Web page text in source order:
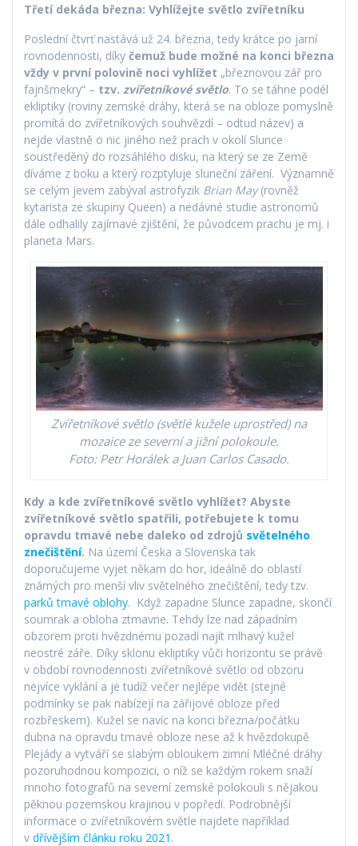
Třetí dekáda března: Vyhlížejte světlo zvířetníku
Poslední čtvrť nastává už 24. března, tedy krátce po jarní
rovnodennosti, díky čemuž bude možné na konci března
vždy v první polovině noci vyhlížet „březnovou zář pro
fajnšmekry“ – tzv. zvířetníkové světlo. To se táhne podél
ekliptiky (roviny zemské dráhy, která se na obloze pomyslně
promítá do zvířetníkových souhvězdí – odtud název) a
nejde vlastně o nic jiného než prach v okolí Slunce
soustředěný do rozsáhlého disku, na který se ze Země
díváme z boku a který rozptyluje sluneční záření. Významně
se celým jevem zabýval astrofyzik Brian May(rovněž
kytarista ze skupiny Queen) a nedávné studie astronomů
dále odhalily zajímavé zjištění, že původcem prachu je mj. i
planeta Mars.
Zvířetníkové světlo (světlé kužele uprostřed) na
mozaice ze severní a jižní polokoule.
Foto: Petr Horálek a Juan Carlos Casado.
Kdy a kde zvířetníkové světlo vyhlížet? Abyste
zvířetníkové světlo spatřili, potřebujete k tomu
opravdu tmavé nebe daleko od zdrojů světelného
znečištění. Na území Česka a Slovenska tak
doporučujeme vyjet někam do hor, ideálně do oblastí
známých pro menší vliv světelného znečištění, tedy tzv.
parků tmavé oblohy. Když zapadne Slunce zapadne, skončí
soumrak a obloha ztmavne. Tehdy lze nad západním
obzorem proti hvězdnému pozadí najít mlhavý kužel
neostré záře. Díky sklonu ekliptiky vůči horizontu se právě
v období rovnodennosti zvířetníkové světlo od obzoru
nejvíce vyklání a je tudíž večer nejlépe vidět (stejné
podmínky se pak nabízejí na zářijové obloze před
rozbřeskem). Kužel se navíc na konci března/počátku
dubna na opravdu tmavé obloze nese až k hvězdokupě
Plejády a vytváří se slabým obloukem zimní Mléčné dráhy
pozoruhodnou kompozici, o níž se každým rokem snaží
mnoho fotografů na severní zemské polokouli s nějakou
pěknou pozemskou krajinou v popředí. Podrobnější
informace o zvířetníkovém světle najdete například
v dřívějším článku roku 2021 .